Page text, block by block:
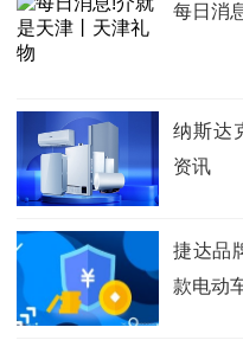
每日消
纳斯达
资讯
捷达品
款电动